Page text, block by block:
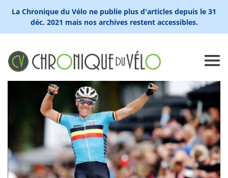
La Chronique du Vélo ne publie plus d'articles depuis le 31
déc. 2021 mais nos archives restent accessibles.